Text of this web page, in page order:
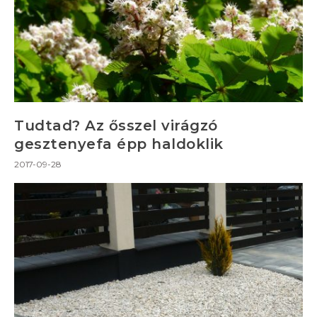
Tudtad? Az ősszel virágzó
gesztenyefa épp haldoklik
2017-09-28